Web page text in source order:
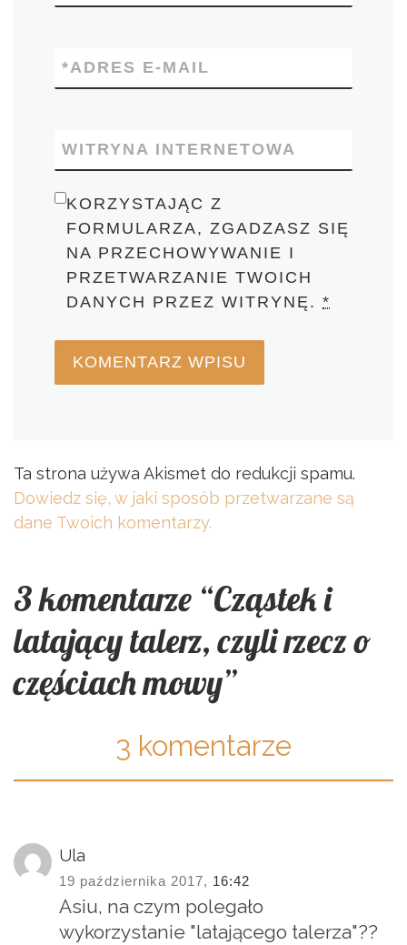
ADRES E-MAIL
*
WITRYNA INTERNETOWA
KORZYSTAJĄC Z
FORMULARZA, ZGADZASZ SIĘ
NA PRZECHOWYWANIE I
PRZETWARZANIE TWOICH
DANYCH PRZEZ WITRYNĘ.*
Ta strona używa Akismet do redukcji spamu.
Dowiedz się, w jaki sposób przetwarzane są
dane Twoich komentarzy.
3 komentarze “Cząstek i
latający talerz, czyli rzecz o
częściach mowy”
3 komentarze
Ula
19 października 2017, 16:42
Asiu, na czym polegało
wykorzystanie "latającego talerza"??